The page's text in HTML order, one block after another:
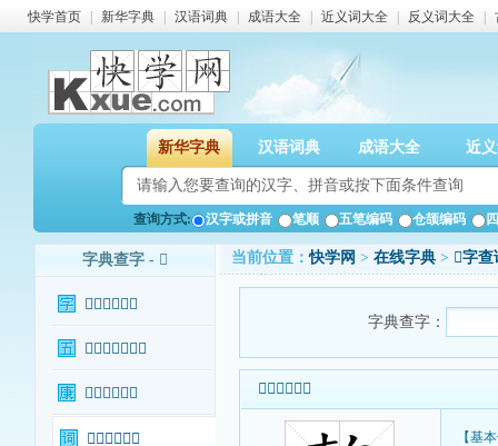
快学首页 新华字典 汉语词典 成语大全 近义词大全 反义词大全
新华字典 汉语词典 成语大全 近
查询方式: 汉字或拼音 笔顺 五笔编码 仓颉编码
字典查字 - 𦪈
𦪈字基本信息
𦪈字输入法查询
𦪈字康熙字典
𦪈字相关词语
当前位置：快学网 > 在线字典 > 𦪈字
字典查字：
𦪈字基本信息
【基